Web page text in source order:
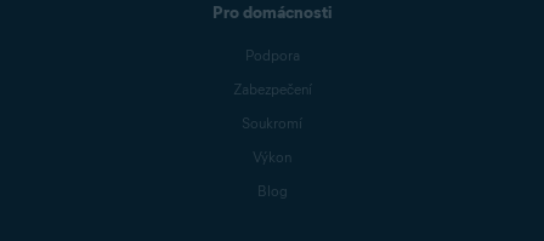
Pro domácnosti
Podpora
Zabezpečení
Soukromí
Výkon
Blog